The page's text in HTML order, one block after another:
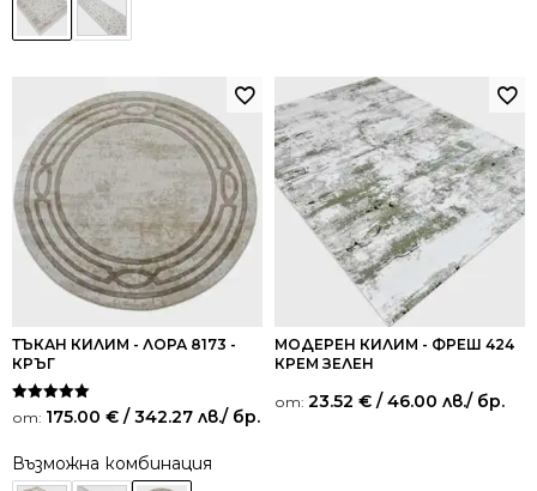
ТЪКАН КИЛИМ - ЛОРА 8173 -
КРЪГ
Оценено на
5.00
от: 175.00 € / 342.27 лв./ бр.
Възможна комбинация
МОДЕРЕН КИЛИМ - ФРЕШ 424
КРЕМ ЗЕЛЕН
от: 23.52 € / 46.00 лв./ бр.